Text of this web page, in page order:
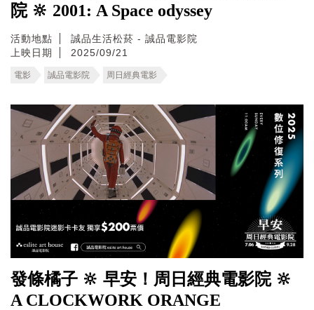
院 🔆 2001: A Space odyssey
活動地點
誠品生活松菸 - 誠品電影院
上映日期
2025/09/21
電影 誠品電影院 周日經典電影
發條橘子 🔆 早安！周日經典電影院 🔆
A CLOCKWORK ORANGE